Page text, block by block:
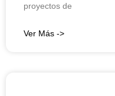
proyectos de
Ver Más ->